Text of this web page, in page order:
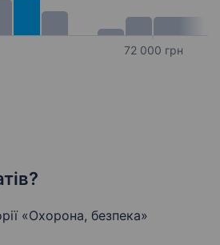
72 000 грн
«Охорона, безпека»